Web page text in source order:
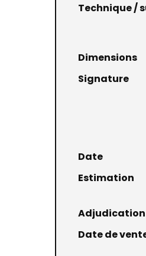
Technique /
Dimensions
Signature
Date
Estimation
Date de